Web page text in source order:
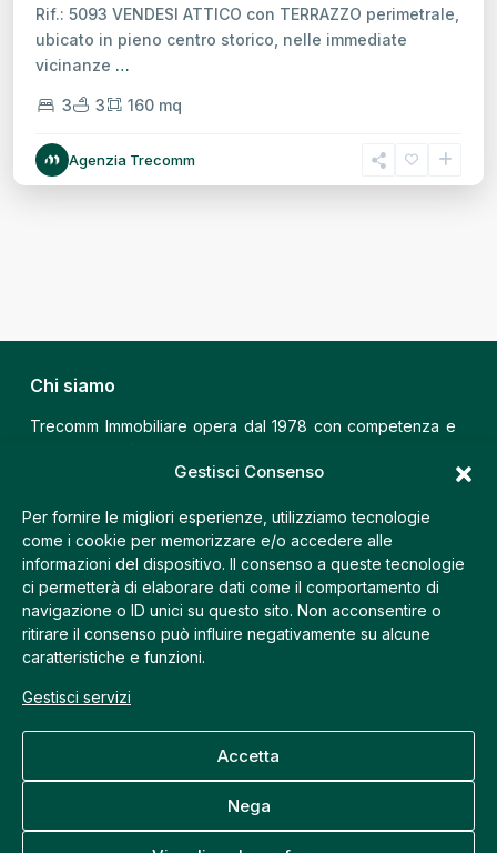
Gestisci Consenso
Per fornire le migliori esperienze, utilizziamo tecnologie
come i cookie per memorizzare e/o accedere alle
informazioni del dispositivo. Il consenso a queste tecnologie
ci permetterà di elaborare dati come il comportamento di
navigazione o ID unici su questo sito. Non acconsentire o
ritirare il consenso può influire negativamente su alcune
caratteristiche e funzioni.
Gestisci servizi
Accetta
Nega
Rif.: 5093 VENDESI ATTICO con TERRAZZO perimetrale,
ubicato in pieno centro storico, nelle immediate
vicinanze …
3 3 160 mq
Agenzia Trecomm
Chi siamo
Trecomm Immobiliare opera dal 1978 con competenza e
immobiliare, confermandosi una delle più solide e
Trecomm Fiera
Via Postumia, 9 – 31100 Treviso (TV)
+39 335 7460196
+39 0422 410210
Trecomm Centro
Via Pescheria, 23 – 31100 Treviso (TV)